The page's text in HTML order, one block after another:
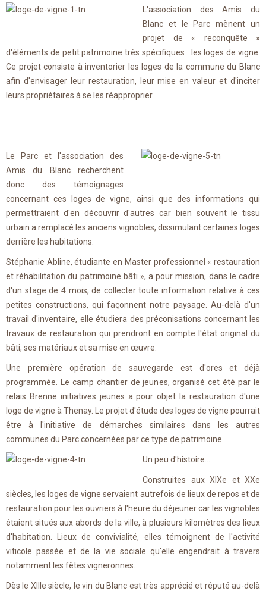
L'association des Amis du
Blanc et le Parc mènent un
projet de « reconquête »
d'éléments de petit patrimoine très spécifiques : les loges de vigne.
Ce projet consiste à inventorier les loges de la commune du Blanc
afin d'envisager leur restauration, leur mise en valeur et d'inciter
leurs propriétaires à se les réapproprier.
Le Parc et l'association des
Amis du Blanc recherchent
donc des témoignages
concernant ces loges de vigne, ainsi que des informations qui
permettraient d'en découvrir d'autres car bien souvent le tissu
urbain a remplacé les anciens vignobles, dissimulant certaines loges
derrière les habitations.
Stéphanie Abline, étudiante en Master professionnel « restauration
et réhabilitation du patrimoine bâti », a pour mission, dans le cadre
d'un stage de 4 mois, de collecter toute information relative à ces
petites constructions, qui façonnent notre paysage. Au-delà d'un
travail d'inventaire, elle étudiera des préconisations concernant les
travaux de restauration qui prendront en compte l'état original du
bâti, ses matériaux et sa mise en œuvre.
Une première opération de sauvegarde est d'ores et déjà
programmée. Le camp chantier de jeunes, organisé cet été par le
relais Brenne initiatives jeunes a pour objet la restauration d'une
loge de vigne à Thenay. Le projet d'étude des loges de vigne pourrait
être à l'initiative de démarches similaires dans les autres
communes du Parc concernées par ce type de patrimoine.
Un peu d'histoire...
Construites aux XIXe et XXe
siècles, les loges de vigne servaient autrefois de lieux de repos et de
restauration pour les ouvriers à l'heure du déjeuner car les vignobles
étaient situés aux abords de la ville, à plusieurs kilomètres des lieux
d'habitation. Lieux de convivialité, elles témoignent de l'activité
viticole passée et de la vie sociale qu'elle engendrait à travers
notamment les fêtes vigneronnes.
Dès le XIIIe siècle, le vin du Blanc est très apprécié et réputé au-delà